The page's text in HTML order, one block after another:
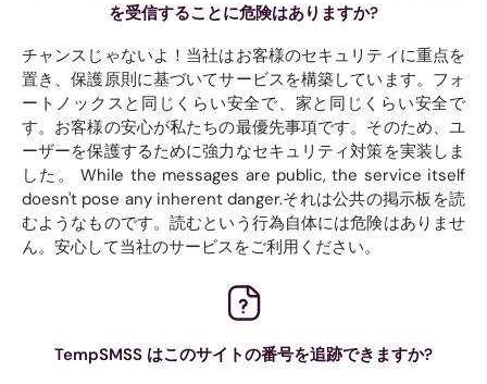
を受信することに危険はありますか?
チャンスじゃないよ！当社はお客様のセキュリティに重点を
置き、保護原則に基づいてサービスを構築しています。フォ
ートノックスと同じくらい安全で、家と同じくらい安全で
す。お客様の安心が私たちの最優先事項です。そのため、ユ
ーザーを保護するために強力なセキュリティ対策を実装しま
した。 While the messages are public, the service itself
doesn't pose any inherent danger.それは公共の掲示板を読
むようなものです。読むという行為自体には危険はありませ
ん。安心して当社のサービスをご利用ください。
TempSMSS はこのサイトの番号を追跡できますか?